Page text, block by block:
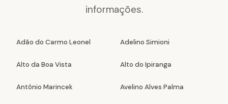
informações.
Adão do Carmo Leonel Adelino Simioni
Alto da Boa Vista Alto do Ipiranga
Antônio Marincek Avelino Alves Palma